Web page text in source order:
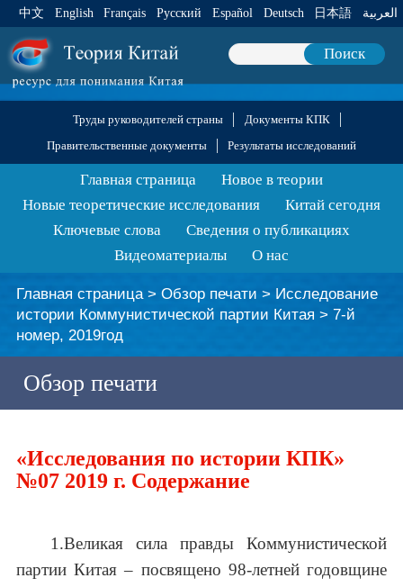
中文 English Français Pусский Español Deutsch 日本語 العربية
Поиск
Труды руководителей страны
Документы КПК
Правительственные документы
Результаты исследований
Главная страница
Новое в теории
Новые теоретические исследования
Китай сегодня
Ключевые слова
Сведения о публикациях
Видеоматериалы
О нас
Главная страница> Обзор печати > Исследование
истории Коммунистической партии Китая > 7-й
номер, 2019год
Обзор печати
«Исследования по истории КПК»
№07 2019 г. Содержание
1.Великая сила правды Коммунистической
партии Китая – посвящено 98-летней годовщине